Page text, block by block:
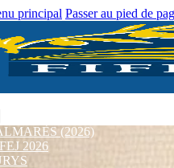
principal Passer au pied de
(2026)
2026